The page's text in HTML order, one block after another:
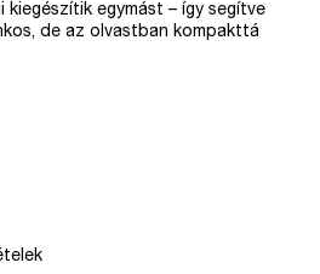
egymást – így segítve
de az olvastban kompakttá